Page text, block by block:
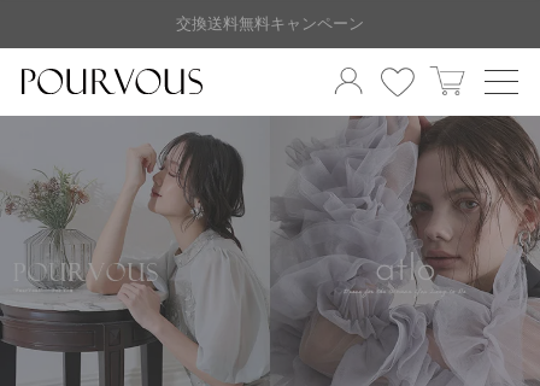
交換送料無料キャンペーン